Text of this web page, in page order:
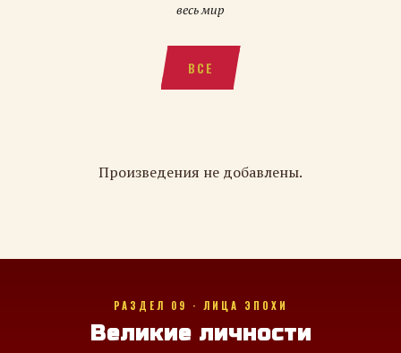
весь мир
ВСЕ
Произведения не добавлены.
РАЗДЕЛ 09 · ЛИЦА ЭПОХИ
Великие личности